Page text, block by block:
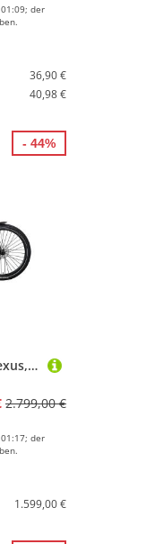
der
36,90 €
40,98 €
Tretwerk E-Bike Amber Nexus, 7 Gang, Nabenschaltung, Mittelmotor, 550 Wh
2.799,00 €
der
1.599,00 €
- 44%